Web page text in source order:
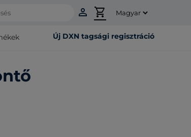
person shopping_cart
Új DXN tagsági regisztráció